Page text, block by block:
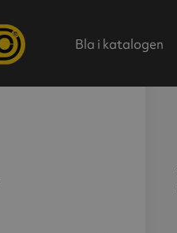
Bla i katalogen